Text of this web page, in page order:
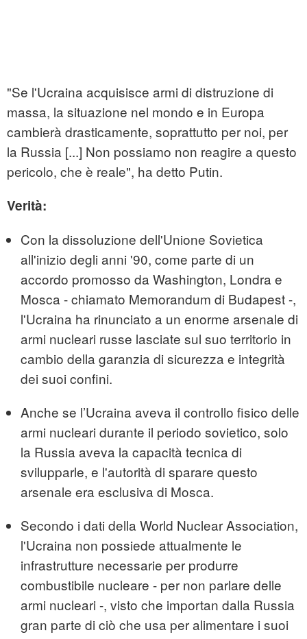
"Se l'Ucraina acquisisce armi di distruzione di
massa, la situazione nel mondo e in Europa
cambierà drasticamente, soprattutto per noi, per
la Russia [...] Non possiamo non reagire a questo
pericolo, che è reale", ha detto Putin.
Verità:
Con la dissoluzione dell'Unione Sovietica
all'inizio degli anni '90, come parte di un
accordo promosso da Washington, Londra e
Mosca - chiamato Memorandum di Budapest -,
l'Ucraina ha rinunciato a un enorme arsenale di
armi nucleari russe lasciate sul suo territorio in
cambio della garanzia di sicurezza e integrità
dei suoi confini.
Anche se l’Ucraina aveva il controllo fisico delle
armi nucleari durante il periodo sovietico, solo
la Russia aveva la capacità tecnica di
svilupparle, e l'autorità di sparare questo
arsenale era esclusiva di Mosca.
Secondo i dati della World Nuclear Association,
l'Ucraina non possiede attualmente le
infrastrutture necessarie per produrre
combustibile nucleare - per non parlare delle
armi nucleari -, visto che importan dalla Russia
gran parte di ciò che usa per alimentare i suoi